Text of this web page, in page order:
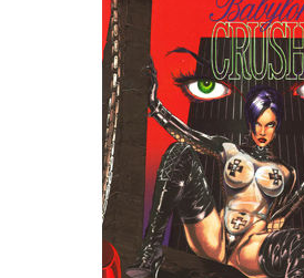
Apella 2.0 CBBE SSE BodySlide (with
Kitana CBBE SSE BodySlide (with
Nekomimi
New Light Skyrim SE
SB Corset Armor CBBE SSE BodySlide
Wedding Wear CBBE SSE BodySlide